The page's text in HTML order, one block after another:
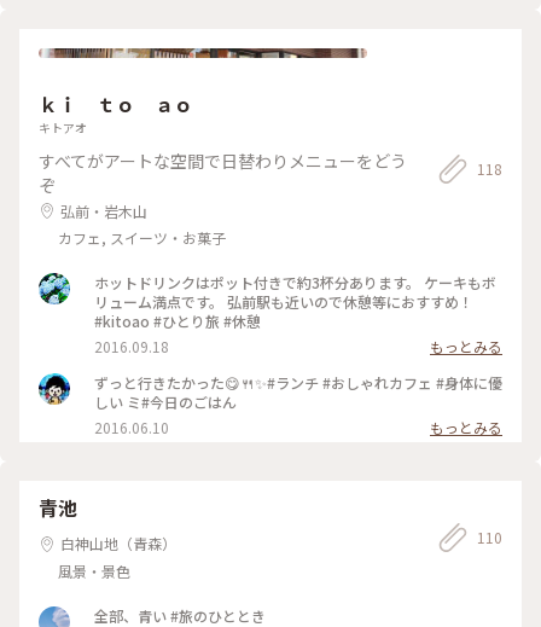
弘前 #喫茶店 #万茶ン #スペシャルブレンド弘前 #チーズケー
ｋｉ ｔｏ ａｏ
キトアオ
すべてがアートな空間で日替わりメニューをどう
ぞ
弘前・岩木山
カフェ, スイーツ・お菓子
118
ホットドリンクはポット付きで約3杯分あります。 ケーキもボ
リューム満点です。 弘前駅も近いので休憩等におすすめ！
#kitoao #ひとり旅 #休憩
2016.09.18
もっとみる
ずっと行きたかった😋🍴✨#ランチ #おしゃれカフェ #身体に優
しい ミ#今日のごはん
2016.06.10
もっとみる
青池
白神山地（青森）
風景・景色
110
全部、青い #旅のひととき